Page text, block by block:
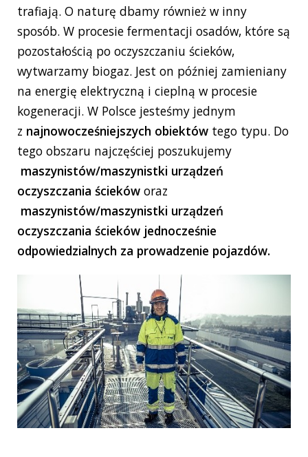
trafiają. O naturę dbamy również w inny
sposób. W procesie fermentacji osadów, które są
pozostałością po oczyszczaniu ścieków,
wytwarzamy biogaz. Jest on później zamieniany
na energię elektryczną i cieplną w procesie
kogeneracji. W Polsce jesteśmy jednym
z najnowocześniejszych obiektów tego typu. Do
tego obszaru najczęściej poszukujemy
maszynistów/maszynistki urządzeń
oczyszczania ścieków oraz
maszynistów/maszynistki urządzeń
oczyszczania ścieków jednocześnie
odpowiedzialnych za prowadzenie pojazdów.